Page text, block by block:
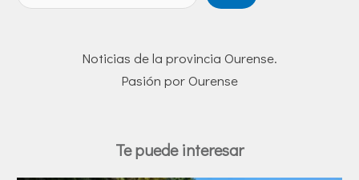
Noticias de la provincia Ourense.
Pasión por Ourense
Te puede interesar